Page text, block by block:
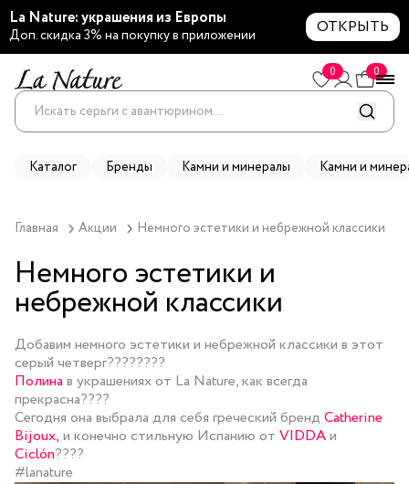
La Nature: украшения из Европы
Доп. скидка 3% на покупку в приложении ОТКРЫТЬ
0 0
Каталог Бренды Камни и минералы Камни и
Главная Акции Немного эстетики и небрежной классики
Немного эстетики и
небрежной классики
Добавим немного эстетики и небрежной классики в этот
серый четверг????????
Полина в украшениях от La Nature, как всегда
прекрасна????
Сегодня она выбрала для себя греческий бренд Catherine
Bijoux, и конечно стильную Испанию от VIDDAи
Ciclón????
#lanature